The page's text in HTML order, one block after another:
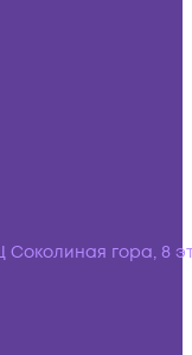
Соколиная гора, 8